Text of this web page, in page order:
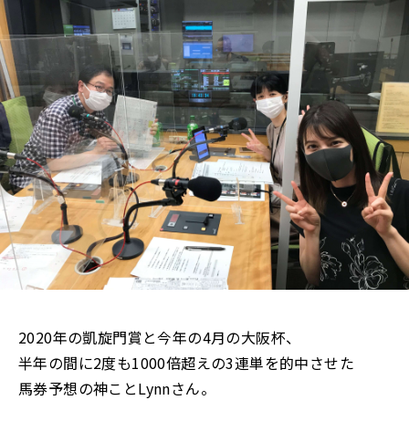
2020年の凱旋門賞と今年の4月の大阪杯、
半年の間に2度も1000倍超えの3連単を的中させた
馬券予想の神ことLynnさん。